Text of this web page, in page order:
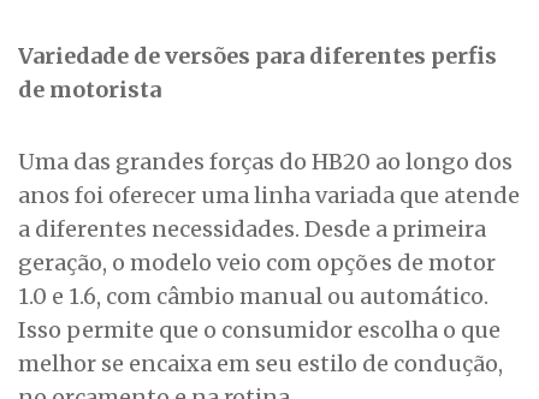
Variedade de versões para diferentes perfis
de motorista
Uma das grandes forças do HB20 ao longo dos
anos foi oferecer uma linha variada que atende
a diferentes necessidades. Desde a primeira
geração, o modelo veio com opções de motor
1.0 e 1.6, com câmbio manual ou automático.
Isso permite que o consumidor escolha o que
melhor se encaixa em seu estilo de condução,